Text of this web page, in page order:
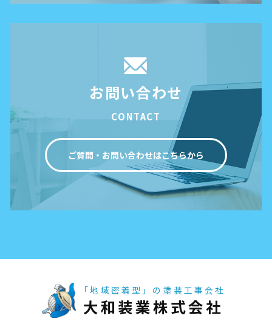
お問い合わせ
CONTACT
ご質問・お問い合わせはこちらから
「地域密着型」の塗装工事会社
大和装業株式会社